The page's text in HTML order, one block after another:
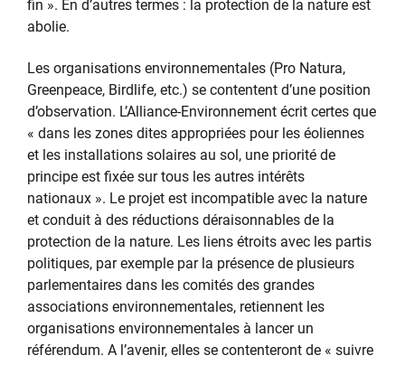
fin ». En d’autres termes : la protection de la nature est
abolie.
Les organisations environnementales (Pro Natura,
Greenpeace, Birdlife, etc.) se contentent d’une position
d’observation. L’Alliance-Environnement écrit certes que
« dans les zones dites appropriées pour les éoliennes
et les installations solaires au sol, une priorité de
principe est fixée sur tous les autres intérêts
nationaux ». Le projet est incompatible avec la nature
et conduit à des réductions déraisonnables de la
protection de la nature. Les liens étroits avec les partis
politiques, par exemple par la présence de plusieurs
parlementaires dans les comités des grandes
associations environnementales, retiennent les
organisations environnementales à lancer un
référendum. A l’avenir, elles se contenteront de « suivre